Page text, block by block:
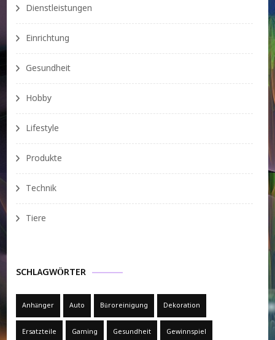
Dienstleistungen
Einrichtung
Gesundheit
Hobby
Lifestyle
Produkte
Technik
Tiere
SCHLAGWÖRTER
Anhänger Auto Büroreinigung Dekoration
Ersatzteile Gaming Gesundheit Gewinnspiel